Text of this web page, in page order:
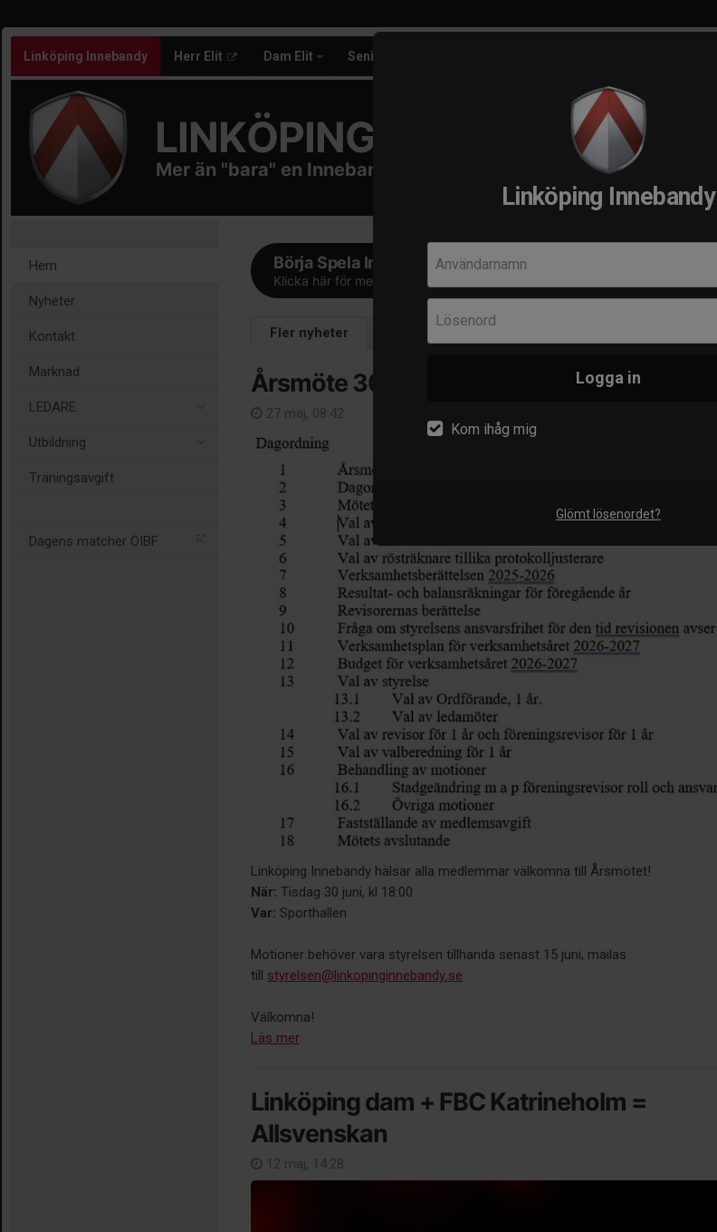
Linköping Innebandy Herr Elit Dam Elit Senior/Junior
Linköping Innebandy
Användarnamn
Lösenord
Logga in
Kom ihåg mig
Glömt lösenordet?
LINKÖPING INNEBANDY
Mer än "bara" en Innebandyförening
Hem
Nyheter
Kontakt
Marknad
LEDARE
Utbildning
Träningsavgift
Dagens matcher ÖIBF
Börja Spela Innebandy
Klicka här för mer info
Fler nyheter
Årsmöte 30 juni
27 maj, 08:42
Linköping Innebandy hälsar alla medlemmar välkomna till Årsmötet!
När: Tisdag 30 juni, kl 18:00
Var: Sporthallen
Motioner behöver vara styrelsen tillhanda senast 15 juni, mailas
till styrelsen@linkopinginnebandy.se
Välkomna!
Läs mer
Linköping dam + FBC Katrineholm =
Allsvenskan
12 maj, 14:28